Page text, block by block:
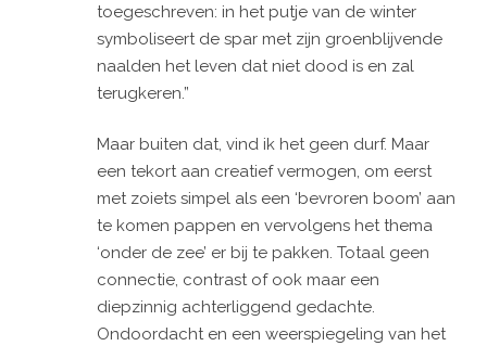
toegeschreven: in het putje van de winter
symboliseert de spar met zijn groenblijvende
naalden het leven dat niet dood is en zal
terugkeren.”
Maar buiten dat, vind ik het geen durf. Maar
een tekort aan creatief vermogen, om eerst
met zoiets simpel als een ‘bevroren boom’ aan
te komen pappen en vervolgens het thema
‘onder de zee’ er bij te pakken. Totaal geen
connectie, contrast of ook maar een
diepzinnig achterliggend gedachte.
Ondoordacht en een weerspiegeling van het